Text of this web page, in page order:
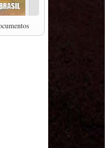
da
que
visa